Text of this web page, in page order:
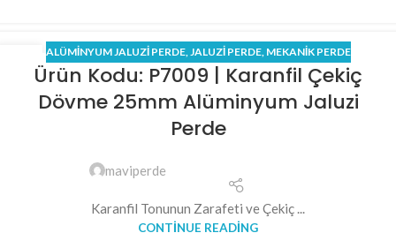
ALÜMINYUM JALUZI PERDE, JALUZI PERDE, MEKANİK PERDE
Ürün Kodu: P7009 | Karanfil Çekiç
Dövme 25mm Alüminyum Jaluzi
Perde
maviperde
Karanfil Tonunun Zarafeti ve Çekiç ...
CONTINUE READING